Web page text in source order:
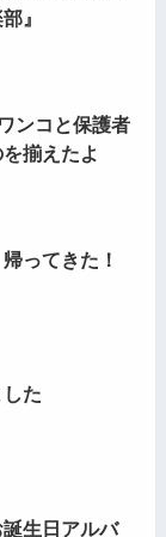
』
ンコと保護者
揃えたよ
ってきた！
した
誕生日アルバ